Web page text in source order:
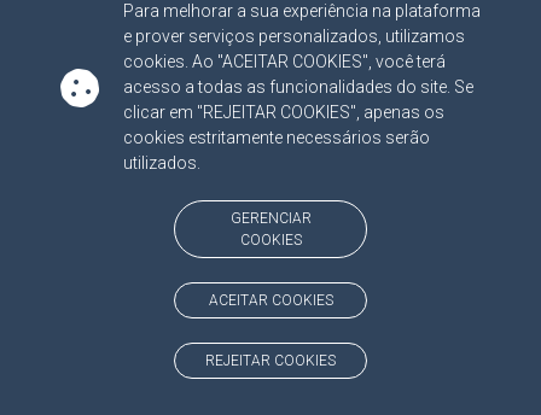
Para melhorar a sua experiência na plataforma
e prover serviços personalizados, utilizamos
cookies. Ao "ACEITAR COOKIES", você terá
acesso a todas as funcionalidades do site. Se
clicar em "REJEITAR COOKIES", apenas os
cookies estritamente necessários serão
utilizados.
GERENCIAR
COOKIES
ACEITAR COOKIES
REJEITAR COOKIES
CONS. RONALDO CHADID
TC/4450/2010
ASSUNTO:
CONTRATO DE OBRA 2010
PROTOCOLO:984508
PREFEITURA MUNICIPAL DE PONTA PORA
LTDA, FLAVIO ESGAIB KAYATT, JOAO MARCOS LACOSKI,
LUDIMAR GODOY NOVAIS
NÃO HÁ
CONS. RONALDO CHADID